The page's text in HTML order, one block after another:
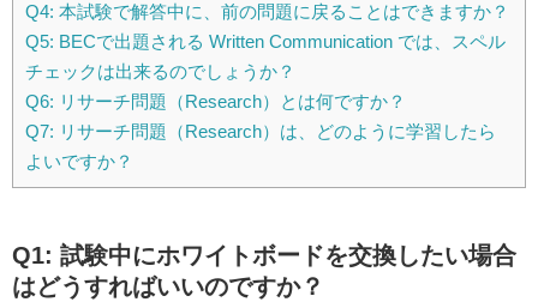
Q4: 本試験で解答中に、前の問題に戻ることはできますか？
Q5: BECで出題される Written Communication では、スペル
チェックは出来るのでしょうか？
Q6: リサーチ問題（Research）とは何ですか？
Q7: リサーチ問題（Research）は、どのように学習したら
よいですか？
Q1: 試験中にホワイトボードを交換したい場合
はどうすればいいのですか？